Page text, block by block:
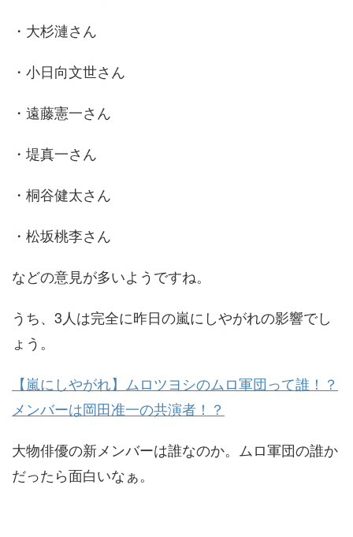
・大杉漣さん
・小日向文世さん
・遠藤憲一さん
・堤真一さん
・桐谷健太さん
・松坂桃李さん
などの意見が多いようですね。
うち、3人は完全に昨日の嵐にしやがれの影響でし
ょう。
【嵐にしやがれ】ムロツヨシのムロ軍団って誰！？
メンバーは岡田准一の共演者！？
大物俳優の新メンバーは誰なのか。ムロ軍団の誰か
だったら面白いなぁ。